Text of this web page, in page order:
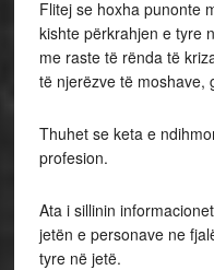
Flitej se hoxha punonte
kishte përkrahjen e tyre
me raste të rënda të
të njerëzve të moshave,
Thuhet se keta e
profesion.
Ata i sillinin
jetën e personave ne
tyre në jetë.